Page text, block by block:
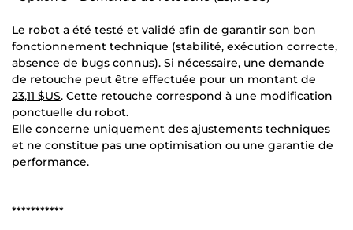
Le robot a été testé et validé afin de garantir son bon
fonctionnement technique (stabilité, exécution correcte,
absence de bugs connus). Si nécessaire, une demande
de retouche peut être effectuée pour un montant de
23,11 $US. Cette retouche correspond à une modification
ponctuelle du robot.
Elle concerne uniquement des ajustements techniques
et ne constitue pas une optimisation ou une garantie de
performance.
***********